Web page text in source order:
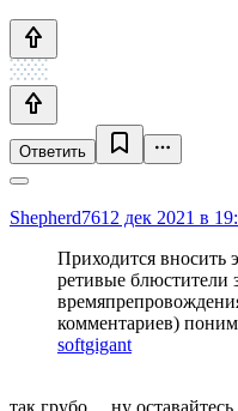
Ответить
Shepherd7612 дек 2021 в
Приходится вносить
ретивые блюстители
комментариев)
softgigant
так грубо… ну